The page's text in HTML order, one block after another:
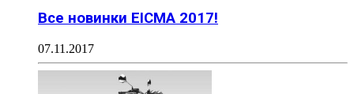
Все новинки EICMA 2017!
07.11.2017